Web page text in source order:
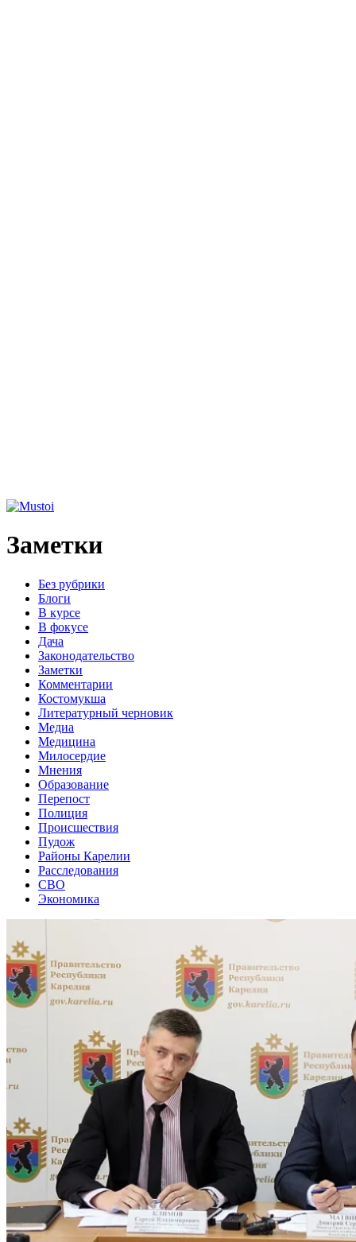
Заметки
Без рубрики
Блоги
В курсе
В фокусе
Дача
Законодательство
Заметки
Комментарии
Костомукша
Литературный черновик
Медиа
Медицина
Милосердие
Мнения
Образование
Перепост
Полиция
Происшествия
Пудож
Районы Карелии
Расследования
СВО
Экономика